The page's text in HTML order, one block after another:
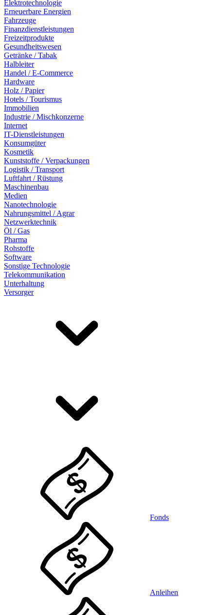
Elektrotechnologie
Erneuerbare Energien
Fahrzeuge
Finanzdienstleistungen
Freizeitprodukte
Gesundheitswesen
Getränke / Tabak
Halbleiter
Handel / E-Commerce
Hardware
Holz / Papier
Hotels / Tourismus
Immobilien
Industrie / Mischkonzerne
Internet
IT-Dienstleistungen
Konsumgüter
Kosmetik
Kunststoffe / Verpackungen
Logistik / Transport
Luftfahrt / Rüstung
Maschinenbau
Medien
Nanotechnologie
Nahrungsmittel / Agrar
Netzwerktechnik
Öl / Gas
Pharma
Rohstoffe
Software
Sonstige Technologie
Telekommunikation
Unterhaltung
Versorger
Fonds
Anleihen